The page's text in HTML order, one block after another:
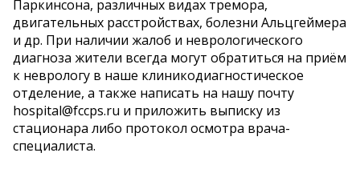
Паркинсона, различных видах тремора,
двигательных расстройствах, болезни Альцгеймера
и др. При наличии жалоб и неврологического
диагноза жители всегда могут обратиться на приём
к неврологу в наше клиникодиагностическое
отделение, а также написать на нашу почту
hospital@fccps.ru и приложить выписку из
стационара либо протокол осмотра врача-
специалиста.